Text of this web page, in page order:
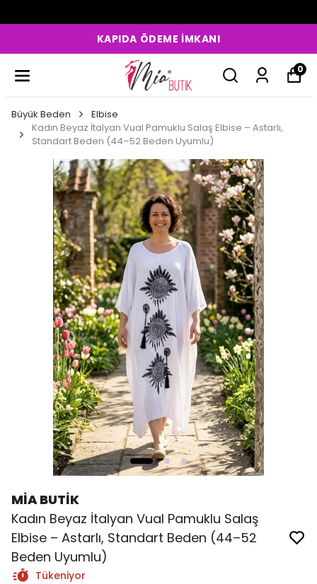
ÖDEME İMKANI
0
Büyük Beden
Elbise
Kadın Beyaz İtalyan Vual Pamuklu Salaş Elbise – Astarlı,
Standart Beden (44–52 Beden Uyumlu)
MİA BUTİK
Kadın Beyaz İtalyan Vual Pamuklu Salaş
Elbise – Astarlı, Standart Beden (44–52
Beden Uyumlu)
Tükeniyor